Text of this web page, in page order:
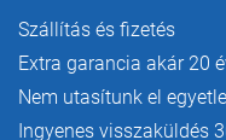
Szállítás és fizetés
Extra garancia akár 20
Nem utasítunk el
Ingyenes visszaküldés